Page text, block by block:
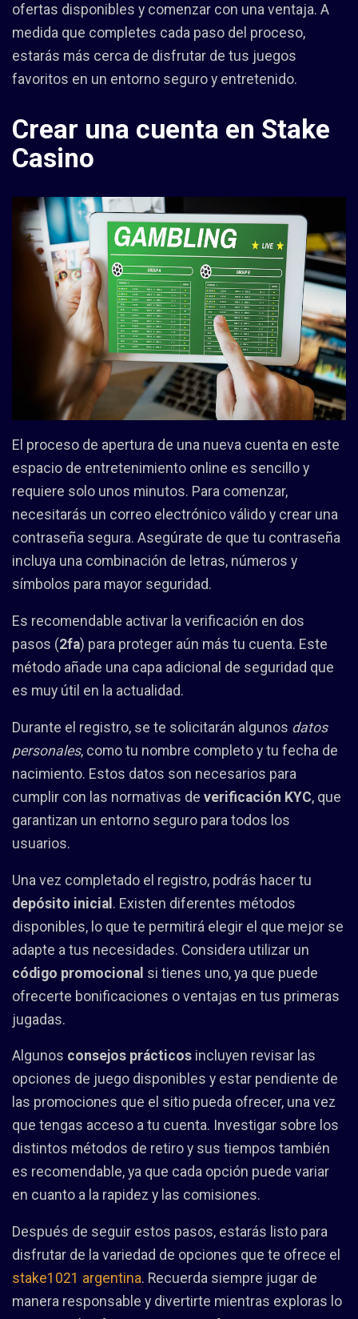
ofertas disponibles y comenzar con una ventaja. A
medida que completes cada paso del proceso,
estarás más cerca de disfrutar de tus juegos
favoritos en un entorno seguro y entretenido.
Crear una cuenta en Stake
Casino
El proceso de apertura de una nueva cuenta en este
espacio de entretenimiento online es sencillo y
requiere solo unos minutos. Para comenzar,
necesitarás un correo electrónico válido y crear una
contraseña segura. Asegúrate de que tu contraseña
incluya una combinación de letras, números y
símbolos para mayor seguridad.
Es recomendable activar la verificación en dos
pasos (2fa) para proteger aún más tu cuenta. Este
método añade una capa adicional de seguridad que
es muy útil en la actualidad.
Durante el registro, se te solicitarán algunos datos
personales, como tu nombre completo y tu fecha de
nacimiento. Estos datos son necesarios para
cumplir con las normativas de verificación KYC, que
garantizan un entorno seguro para todos los
usuarios.
Una vez completado el registro, podrás hacer tu
depósito inicial . Existen diferentes métodos
disponibles, lo que te permitirá elegir el que mejor se
adapte a tus necesidades. Considera utilizar un
código promocional si tienes uno, ya que puede
ofrecerte bonificaciones o ventajas en tus primeras
jugadas.
Algunos consejos prácticos incluyen revisar las
opciones de juego disponibles y estar pendiente de
las promociones que el sitio pueda ofrecer, una vez
que tengas acceso a tu cuenta. Investigar sobre los
distintos métodos de retiro y sus tiempos también
es recomendable, ya que cada opción puede variar
en cuanto a la rapidez y las comisiones.
Después de seguir estos pasos, estarás listo para
disfrutar de la variedad de opciones que te ofrece el
stake1021 argentina. Recuerda siempre jugar de
manera responsable y divertirte mientras exploras lo